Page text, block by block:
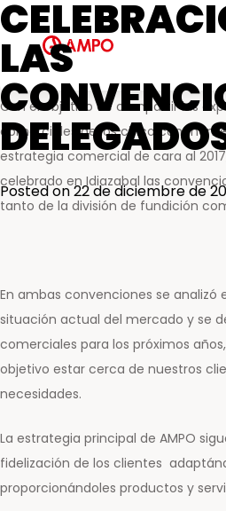
Soluciones de
hidrógeno verde
AMPO SERVICE
Servicios MRO
Soluciones de
Servicio de repuestos
Servicios de ingeniería
Servicios de formación
mantenimiento
AMPO FOUNDRY
Electricidad
Innovación y
Personas
Ética y transparencia
Compromiso social
LAS
Posted on22 de diciembre de
Hoy en día AMPO cuenta con una
agentes por todo el mundo,
países de todo el mundo.
Con el objetivo de compartir las
comerciales de los cinco
estrategia comercial de cara al
celebrado en Idiazabal las
tanto de la división de fundición
En ambas convenciones se analizó
situación actual del mercado y se
comerciales para los próximos
objetivo estar cerca de nuestros
necesidades.
La estrategia principal de AMPO
fidelización de los clientes
proporcionándoles productos y